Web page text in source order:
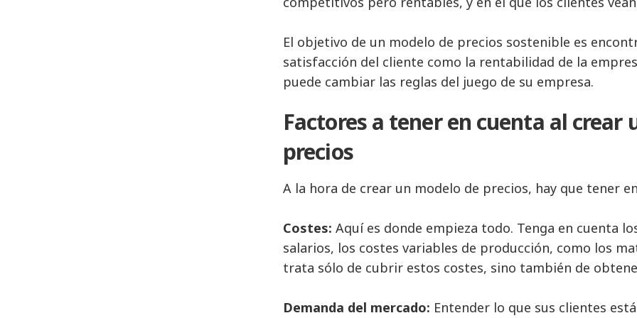
El objetivo de un modelo de precios sostenible es
satisfacción del cliente como la rentabilidad de la
puede cambiar las reglas del juego de su empresa.
Factores a tener en cuenta al
precios
A la hora de crear un modelo de precios, hay que tener
Costes: Aquí es donde empieza todo. Tenga en cuenta
salarios, los costes variables de producción, como los
trata sólo de cubrir estos costes, sino también de
Demanda del mercado: Entender lo que sus clientes